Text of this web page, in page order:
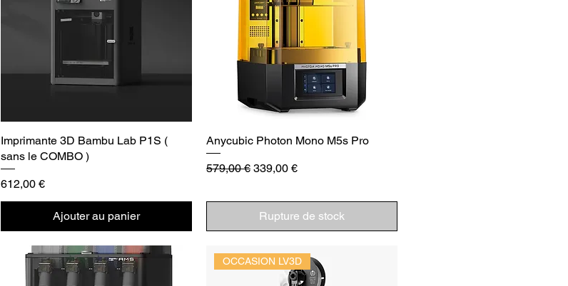
Imprimante 3D Bambu Lab P1S (
sans le COMBO )
Prix
612,00 €
Ajouter au panier
Anycubic Photon Mono M5s Pro
Prix original
579,00 € Prix promotionnel
339,00 €
Rupture de stock
OCCASION LV3D